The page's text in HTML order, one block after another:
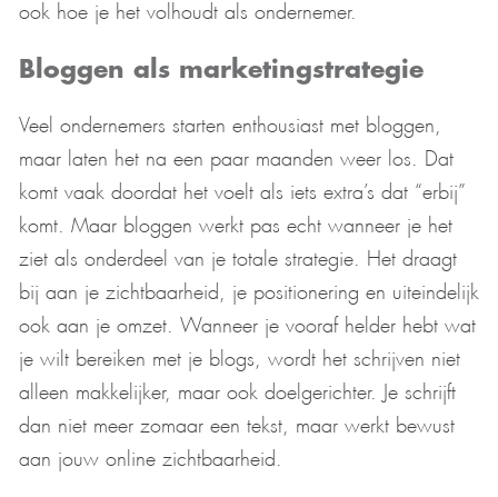
ook hoe je het volhoudt als ondernemer.
Bloggen als marketingstrategie
Veel ondernemers starten enthousiast met bloggen,
maar laten het na een paar maanden weer los. Dat
komt vaak doordat het voelt als iets extra’s dat “erbij”
komt. Maar bloggen werkt pas echt wanneer je het
ziet als onderdeel van je totale strategie. Het draagt
bij aan je zichtbaarheid, je positionering en uiteindelijk
ook aan je omzet. Wanneer je vooraf helder hebt wat
je wilt bereiken met je blogs, wordt het schrijven niet
alleen makkelijker, maar ook doelgerichter. Je schrijft
dan niet meer zomaar een tekst, maar werkt bewust
aan jouw online zichtbaarheid.